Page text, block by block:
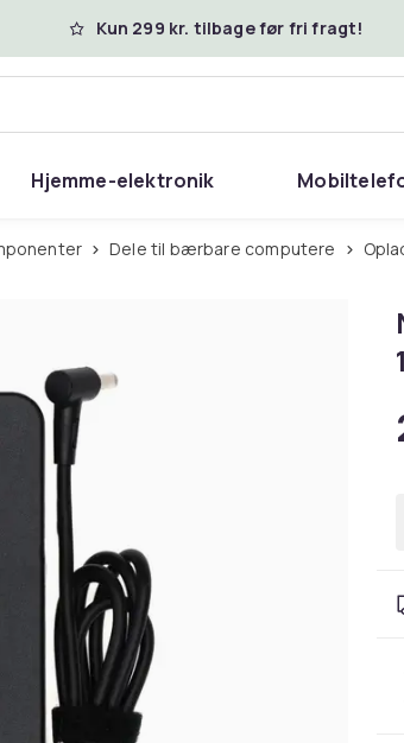
Kun 299 kr. tilbage før fri fragt!
Hjemme-elektronik
Dele til bærbare computere